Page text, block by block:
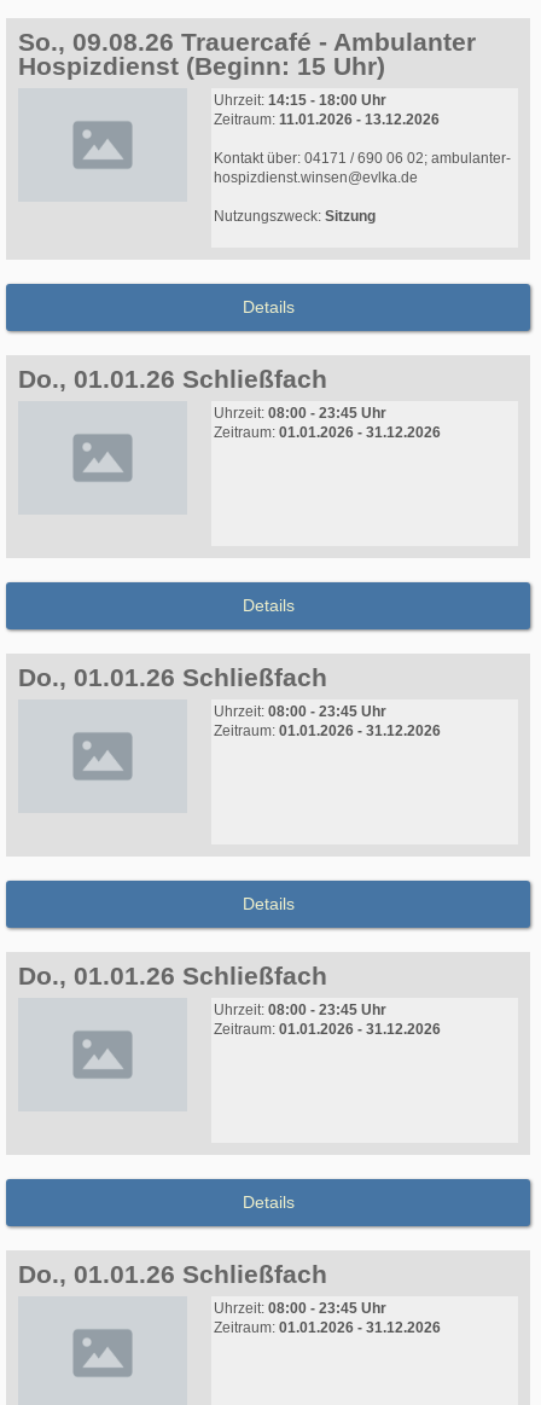
So., 09.08.26 Trauercafé - Ambulanter
Hospizdienst (Beginn: 15 Uhr)
Uhrzeit: 14:15 - 18:00 Uhr
Zeitraum: 11.01.2026 - 13.12.2026
Kontakt über: 04171 / 690 06 02; ambulanter-
hospizdienst.winsen@evlka.de
Nutzungszweck: Sitzung
Details
Do., 01.01.26 Schließfach
Uhrzeit: 08:00 - 23:45 Uhr
Zeitraum: 01.01.2026 - 31.12.2026
Details
Do., 01.01.26 Schließfach
Uhrzeit: 08:00 - 23:45 Uhr
Zeitraum: 01.01.2026 - 31.12.2026
Details
Do., 01.01.26 Schließfach
Uhrzeit: 08:00 - 23:45 Uhr
Zeitraum: 01.01.2026 - 31.12.2026
Details
Do., 01.01.26 Schließfach
Uhrzeit: 08:00 - 23:45 Uhr
Zeitraum: 01.01.2026 - 31.12.2026